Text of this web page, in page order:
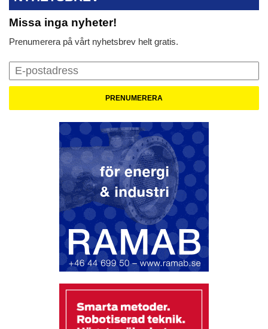
Missa inga nyheter!
Prenumerera på vårt nyhetsbrev helt gratis.